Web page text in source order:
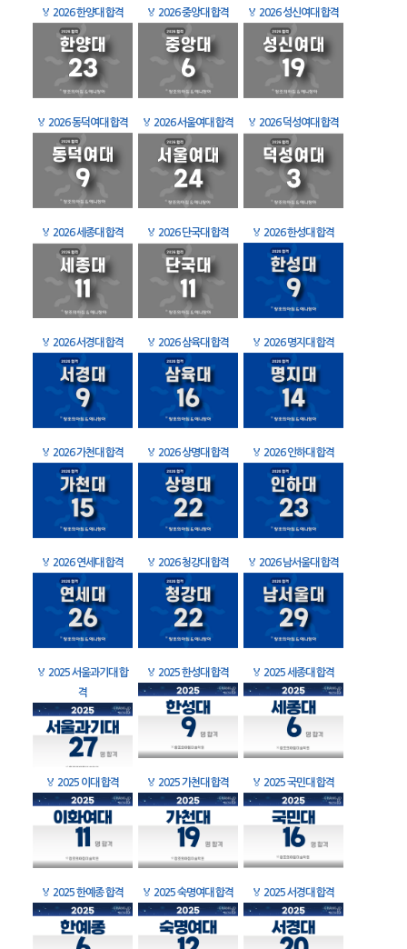
🏅 2026 한양대 합격 🏅 2026 중앙대 합격 🏅 2026 성신여대 합격
🏅 2026 동덕여대 합격 🏅 2026 서울여대 합격 🏅 2026 덕성여대 합격
🏅 2026 세종대 합격 🏅 2026 단국대 합격 🏅 2026 한성대 합격
🏅 2026 서경대 합격 🏅 2026 삼육대 합격 🏅 2026 명지대 합격
🏅 2026 가천대 합격 🏅 2026 상명대 합격 🏅 2026 인하대 합격
🏅 2026 연세대 합격 🏅 2026 청강대 합격 🏅 2026 남서울대 합격
🏅 2025 서울과기대 합
격
🏅 2025 한성대 합격 🏅 2025 세종대 합격
🏅 2025 이대 합격 🏅 2025 가천대 합격 🏅 2025 국민대 합격
🏅 2025 한예종 합격 🏅 2025 숙명여대 합격 🏅 2025 서경대 합격